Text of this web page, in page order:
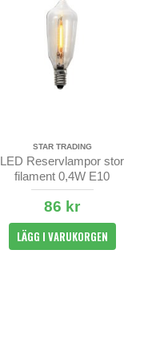
STAR TRADING
LED Reservlampor stor
filament 0,4W E10
86 kr
LÄGG I VARUKORGEN